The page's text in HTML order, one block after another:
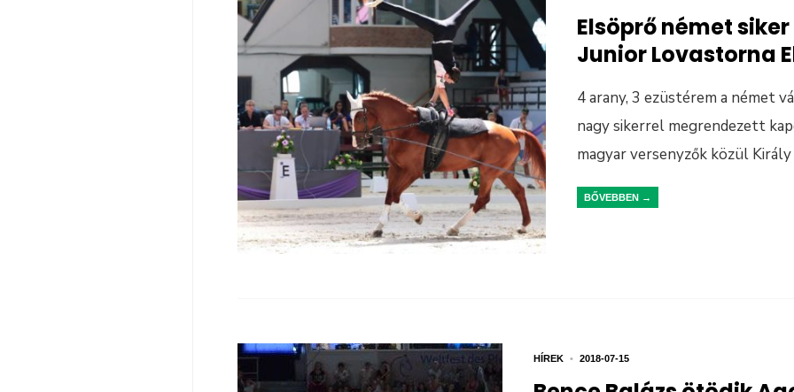
Elsöprő német
Junior Lovastorna
4 arany, 3 ezüstérem a német
nagy sikerrel megrendezett
magyar versenyzők közül Király
BŐVEBBEN →
HÍREK • 2018-07-15